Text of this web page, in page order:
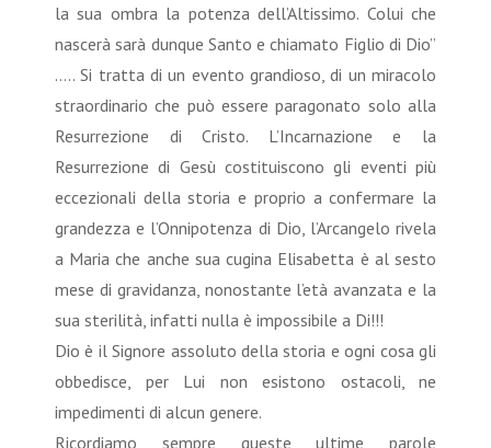
la sua ombra la potenza dell’Altissimo. Colui che
nascerà sarà dunque Santo e chiamato Figlio di Dio”
….. Si tratta di un evento grandioso, di un miracolo
straordinario che può essere paragonato solo alla
Resurrezione di Cristo. L’Incarnazione e la
Resurrezione di Gesù costituiscono gli eventi più
eccezionali della storia e proprio a confermare la
grandezza e l’Onnipotenza di Dio, l’Arcangelo rivela
a Maria che anche sua cugina Elisabetta è al sesto
mese di gravidanza, nonostante l’età avanzata e la
sua sterilità, infatti nulla è impossibile a Di!!!
Dio è il Signore assoluto della storia e ogni cosa gli
obbedisce, per Lui non esistono ostacoli, ne
impedimenti di alcun genere.
Ricordiamo sempre queste ultime parole